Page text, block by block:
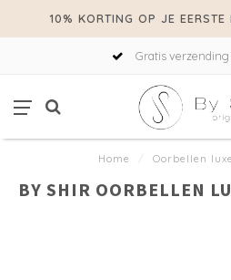
10% KORTING OP JE EERSTE
Gratis
Home / Oorbellen
BY SHIR OORBELLEN